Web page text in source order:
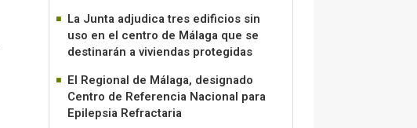
La Junta adjudica tres edificios sin
uso en el centro de Málaga que se
destinarán a viviendas protegidas
El Regional de Málaga, designado
Centro de Referencia Nacional para
Epilepsia Refractaria